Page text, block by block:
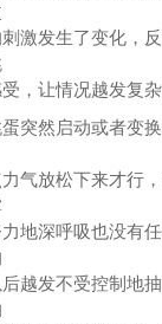
激发生了变化，
，让情况越发复杂
然启动或者变换
气放松下来才行
地深呼吸也没有
越发不受控制地